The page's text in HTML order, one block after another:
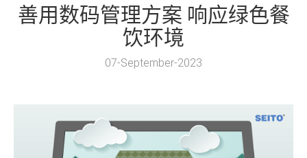
善用数码管理方案 响应绿色餐
饮环境
07-September-2023